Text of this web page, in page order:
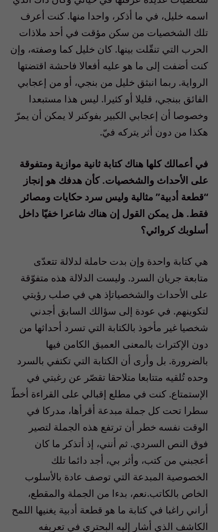
اسمه خليل، في ما أذكر، واحدا منها. كنت أعرف
تلك الشخصيات من سكن مؤقت في أحد ملاذات
الحرب التي تنقّلت بينها. كان خليل كما وصفته، وإن
كنت أضفت إلى ما هو عليه أفعالا فاحشة اقتضتها
الرواية. ربما انبثق خليل من بنجي، أو من إعجابي
الفائق ببنجي، قليلا أو كثيرا. ليس هذا مستبعدا
وخصوصا أن إعجابي الكبير بفوكنر لا يمكن أن يمرّ
هكذا من دون أثر يتركه فيّ.
في أعمالك كلها هناك كتابة ثانية موازية ومتفوقة
على الأحداث والشخصيات. كأن هدفك هو إنجاز
“قطعة أدبية” مثالية وليس سرد حكايات ومصائر
فقط. هل يمكن القول إن هناك شاعرا خفيّا داخل
أسلوبك كروائي؟
هي كتابة واحدة وإن بدت حاملة لدلالة تتعدّى
متابعة جريان السرد. وليست الدلالة هذه متفوّقة
على الأحداث والشخصياتإذ هي في صلب رؤيتي
لتكوينهم. في عودة إلى سؤالك السابق أجدني
شخصيا غير مأخوذ بالكتابة التي تسرد أحداثها من
دون الإكتراث بالمعنى العميق الكامن فيها
بالضرورة. بل وأرى أن الكتابة التي تكتفي بالسرد
وحده تُلقيه متتابعا متلاحقا تقصّر عن رغبتي في
الإستمتاع. كنت في مطلع إقبالي على القراءة أخطّ
سطرا تحت كل جملة مبدعة أقرأها، مدركا في
الوقت نفسه خطر أن ترتفع هذه الجملة لتصير
فوق النص السردي. ثم أنني، إذ أتذكر ما كان
أعجبني من كتب، وأثر بي، أجد دائما تلك
الخصوصية المبدعة التي توصف عادة بالأسلوب
الخاص بالكاتب.نعم، بدءا من الجملة والمقطع،
أراني راغبا في كتابة ما هو قطعة أدبية يغنيها اللمح
الكاشف الذي أشار إليه البحتري في تعريفه